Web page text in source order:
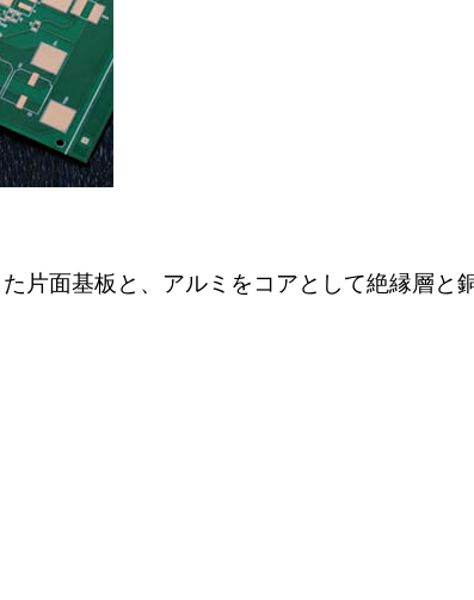
片面基板と、アルミをコアとして絶縁層と